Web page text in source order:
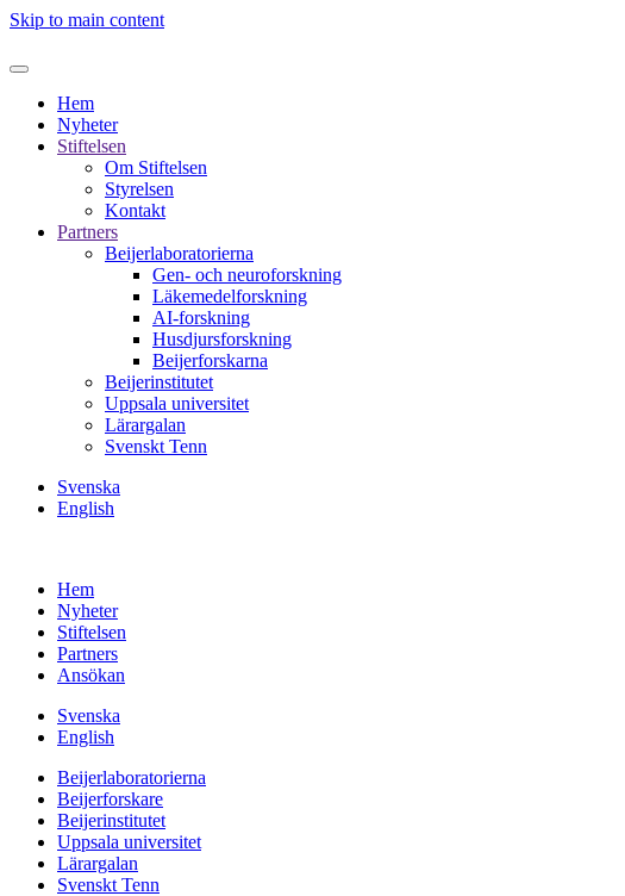
Skip to main content
Hem
Nyheter
Stiftelsen
Om Stiftelsen
Styrelsen
Kontakt
Partners
Beijerlaboratorierna
Gen- och neuroforskning
Läkemedelforskning
AI-forskning
Husdjursforskning
Beijerforskarna
Beijerinstitutet
Uppsala universitet
Lärargalan
Svenskt Tenn
Svenska
English
Hem
Nyheter
Stiftelsen
Partners
Ansökan
Svenska
English
Beijerlaboratorierna
Beijerforskare
Beijerinstitutet
Uppsala universitet
Lärargalan
Svenskt Tenn